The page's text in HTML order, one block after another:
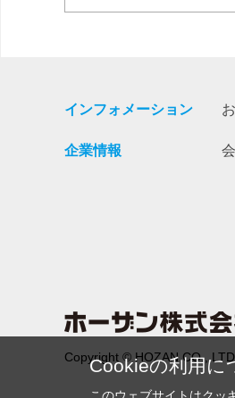
インフォメーション
企業情報
Copyright © HOZAN CO.,
Cookieの利用に